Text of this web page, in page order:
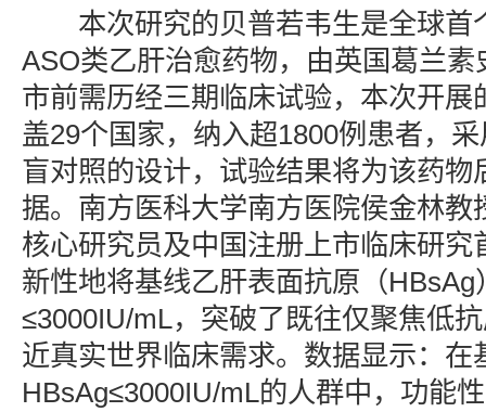
本次研究的贝普若韦生是全球首
ASO类乙肝治愈药物，由英国葛兰
市前需历经三期临床试验，本次开展
盖29个国家，纳入超1800例患者，
盲对照的设计，试验结果将为该药物
据。南方医科大学南方医院侯金林教
核心研究员及中国注册上市临床研究
新性地将基线乙肝表面抗原（HBsAg
≤3000IU/mL，突破了既往仅聚焦低
近真实世界临床需求。数据显示：在
HBsAg≤3000IU/mL的人群中，功能